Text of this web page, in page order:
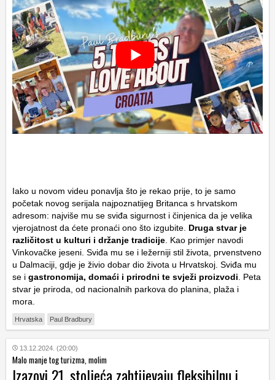
Iako u novom videu ponavlja što je rekao prije, to je samo
početak novog serijala najpoznatijeg Britanca s hrvatskom
adresom: najviše mu se sviđa sigurnost i činjenica da je velika
vjerojatnost da ćete pronaći ono što izgubite. Druga stvar je
različitost u kulturi i držanje tradicije . Kao primjer navodi
Vinkovačke jeseni. Sviđa mu se i ležerniji stil života, prvenstveno
u Dalmaciji, gdje je živio dobar dio života u Hrvatskoj. Sviđa mu
se i gastronomija, domaći i prirodni te svježi proizvodi . Peta
stvar je priroda, od nacionalnih parkova do planina, plaža i
mora.
Hrvatska Paul Bradbury
13.12.2024. (20:00)
Malo manje tog turizma, molim
Izazovi 21. stoljeća zahtijevaju fleksibilnu i